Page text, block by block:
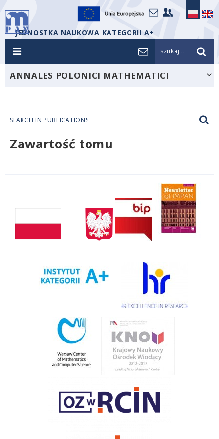
JEDNOSTKA NAUKOWA KATEGORII A+
szukaj...
ANNALES POLONICI MATHEMATICI
SEARCH IN PUBLICATIONS
Zawartość tomu